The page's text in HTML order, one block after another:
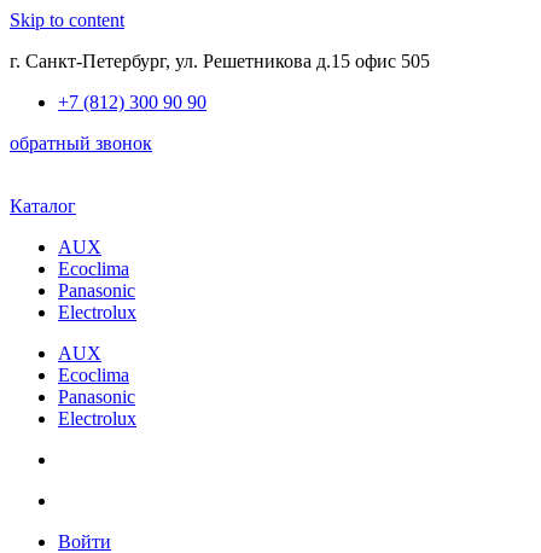
Skip to content
г. Санкт-Петербург, ул. Решетникова д.15 офис 505
+7 (812) 300 90 90
обратный звонок
Каталог
AUX
Ecoclima
Panasonic
Electrolux
AUX
Ecoclima
Panasonic
Electrolux
Войти